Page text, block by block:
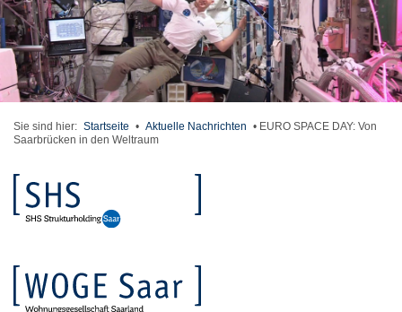
Sie sind hier: Startseite • Aktuelle Nachrichten • EURO SPACE DAY: Von
Saarbrücken in den Weltraum